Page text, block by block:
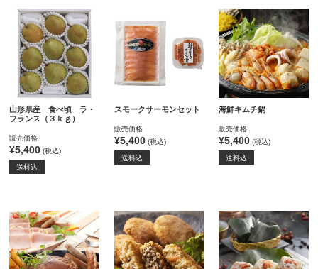
山形県産 食べ頃 ラ・
フランス（３ｋｇ）
販売価格
¥5,400 (税込)
送料込
スモークサーモンセット
販売価格
¥5,400(税込)
送料込
海鮮キムチ鍋
販売価格
¥5,400 (税込)
送料込